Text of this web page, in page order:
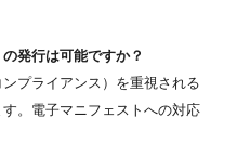
発行は可能ですか？
プライアンス）を重視される
。電子マニフェストへの対応